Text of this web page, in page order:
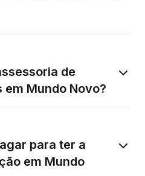
de
Mundo Novo?
para ter a
em Mundo